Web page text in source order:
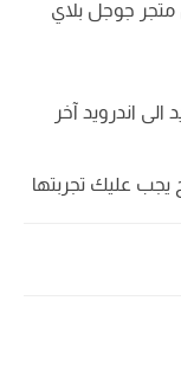
من متجر جوجل بلاي